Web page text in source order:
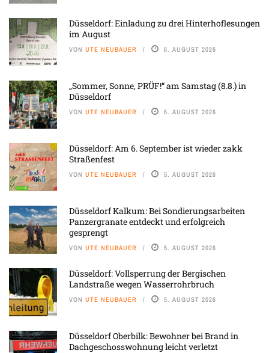
Düsseldorf: Einladung zu drei Hinterhoflesungen
im August
VON UTE NEUBAUER 6. AUGUST 2026
„Sommer, Sonne, PRÜF!“ am Samstag (8.8.) in
Düsseldorf
VON UTE NEUBAUER 6. AUGUST 2026
Düsseldorf: Am 6. September ist wieder zakk
Straßenfest
VON UTE NEUBAUER 5. AUGUST 2026
Düsseldorf Kalkum: Bei Sondierungsarbeiten
Panzergranate entdeckt und erfolgreich
gesprengt
VON UTE NEUBAUER 5. AUGUST 2026
Düsseldorf: Vollsperrung der Bergischen
Landstraße wegen Wasserrohrbruch
VON UTE NEUBAUER 5. AUGUST 2026
Düsseldorf Oberbilk: Bewohner bei Brand in
Dachgeschosswohnung leicht verletzt